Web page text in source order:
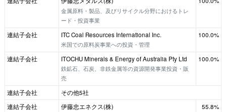
金属原料・製品、及びリサイクル分野におけるトレ
ード・投資事業
連結子会社
ITC Coal Resources International Inc.
米国での原料炭事業への投資・管理
100.0%
連結子会社
ITOCHU Minerals & Energy of Australia Pty Ltd
鉄鉱石、石炭、非鉄金属等の資源開発事業投資・販
売
100.0%
連結子会社
その他5社
連結子会社
伊藤忠エネクス(株)
55.8%